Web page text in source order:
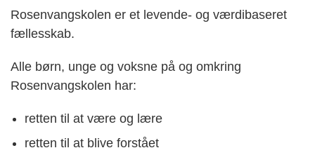
Rosenvangskolen er et levende- og værdibaseret
fællesskab.
Alle børn, unge og voksne på og omkring
Rosenvangskolen har:
retten til at være og lære
retten til at blive forstået